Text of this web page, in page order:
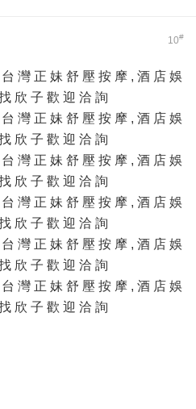
10#
灣 正 妹 舒 壓 按 摩 , 酒 店 娛
欣 子 歡 迎 洽 詢
灣 正 妹 舒 壓 按 摩 , 酒 店 娛
欣 子 歡 迎 洽 詢
灣 正 妹 舒 壓 按 摩 , 酒 店 娛
欣 子 歡 迎 洽 詢
灣 正 妹 舒 壓 按 摩 , 酒 店 娛
欣 子 歡 迎 洽 詢
灣 正 妹 舒 壓 按 摩 , 酒 店 娛
欣 子 歡 迎 洽 詢
灣 正 妹 舒 壓 按 摩 , 酒 店 娛
欣 子 歡 迎 洽 詢